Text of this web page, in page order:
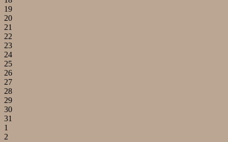
19
20
21
22
23
24
25
26
27
28
29
30
31
1
2